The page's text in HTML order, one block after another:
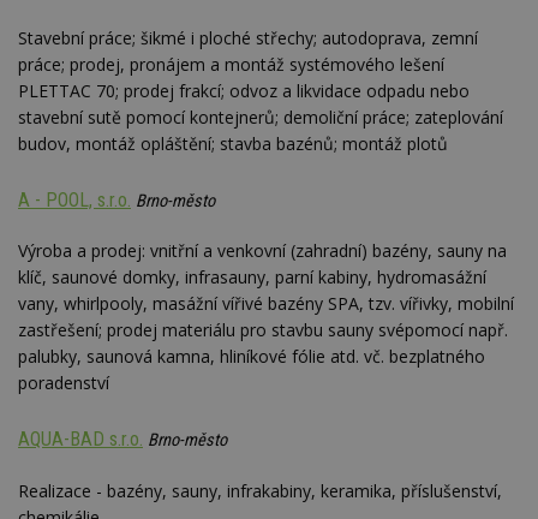
Stavební práce; šikmé i ploché střechy; autodoprava, zemní
práce; prodej, pronájem a montáž systémového lešení
PLETTAC 70; prodej frakcí; odvoz a likvidace odpadu nebo
stavební sutě pomocí kontejnerů; demoliční práce; zateplování
budov, montáž opláštění; stavba bazénů; montáž plotů
A - POOL, s.r.o. Brno-město
Výroba a prodej: vnitřní a venkovní (zahradní) bazény, sauny na
klíč, saunové domky, infrasauny, parní kabiny, hydromasážní
vany, whirlpooly, masážní vířivé bazény SPA, tzv. vířivky, mobilní
zastřešení; prodej materiálu pro stavbu sauny svépomocí např.
palubky, saunová kamna, hliníkové fólie atd. vč. bezplatného
poradenství
AQUA-BAD s.r.o. Brno-město
Realizace - bazény, sauny, infrakabiny, keramika, příslušenství,